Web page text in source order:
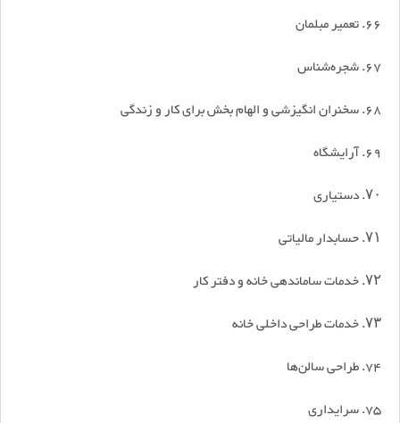
۶۶. تعمیر مبلمان
67. شجره‌شناس
68. سخنران انگیزشی و الهام بخش برای کار و زندگی
69. آرایشگاه
۷۰. دستیاری
۷۱. حسابدار مالیاتی
۷۲. خدمات ساماندهی خانه و دفتر کار
۷۳. خدمات طراحی داخلی خانه
74. طراحی سالن‌ها
75. سرایداری